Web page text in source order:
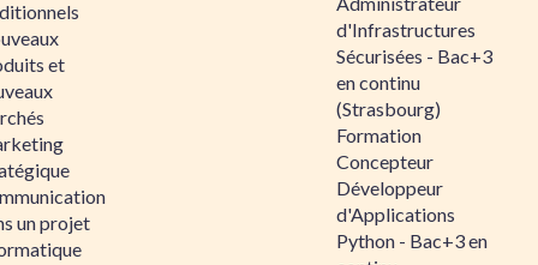
et
un projet
d'Infrastructures
Sécurisées - Bac+3
en continu
(Strasbourg)
Formation
Concepteur
Développeur
d'Applications
Python - Bac+3 en